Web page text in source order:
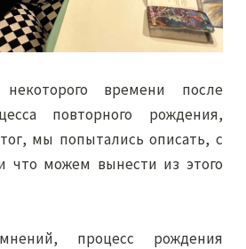
времени после
повторного рождения,
мы попытались описать, с
можем вынести из этого
процесс рождения